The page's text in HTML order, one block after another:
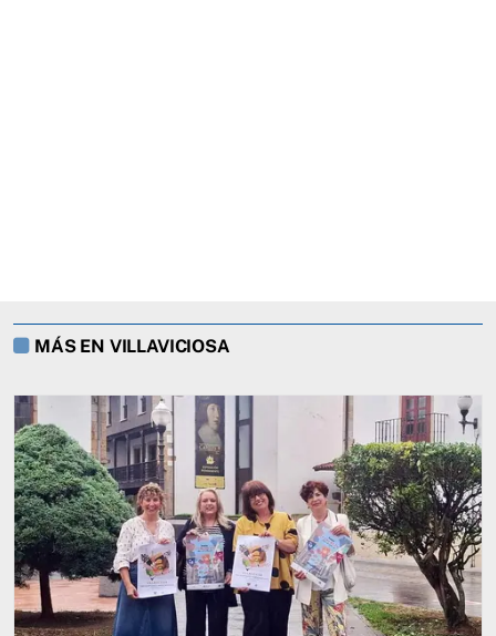
MÁS EN VILLAVICIOSA